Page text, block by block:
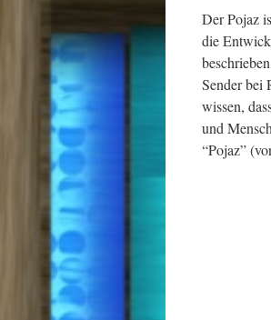
Der Pojaz
die
Sender bei
wissen,
und
“Pojaz”